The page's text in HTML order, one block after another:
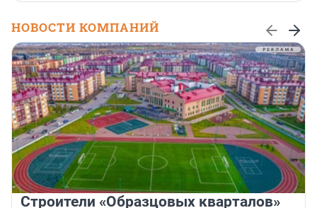
НОВОСТИ КОМПАНИЙ
Строители «Образцовых кварталов»